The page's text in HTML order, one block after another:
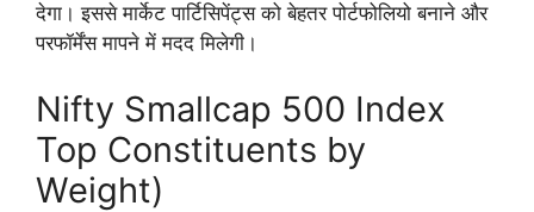
देगा। इससे मार्केट पार्टिसिपेंट्स को बेहतर पोर्टफोलियो बनाने और
परफॉर्मेंस मापने में मदद मिलेगी।
Nifty Smallcap 500 Index
Top Constituents by
Weight)